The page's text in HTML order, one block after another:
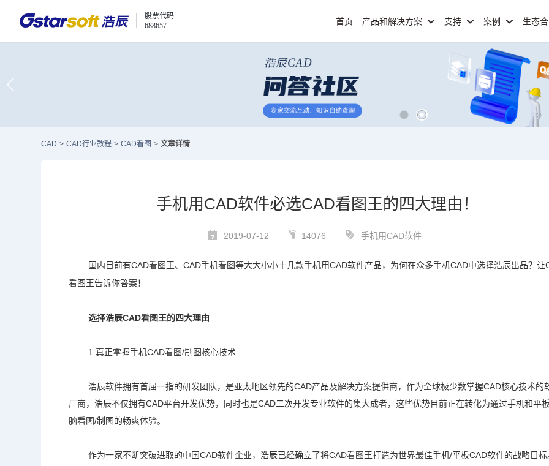
股票代码
688657
首页 产品和解决方案 支持 案例 生态
CAD > CAD行业教程 > CAD看图 > 文章详情
手机用CAD软件必选CAD看图王的四大理由！
2019-07-12 14076 手机用CAD软件
国内目前有CAD看图王、CAD手机看图等大大小小十几款手机用CAD软件产品，为何在众多手机CAD中选择浩辰出品？让
看图王告诉你答案！
选择浩辰CAD看图王的四大理由
1.真正掌握手机CAD看图/制图核心技术
浩辰软件拥有首屈一指的研发团队，是亚太地区领先的CAD产品及解决方案提供商，作为全球极少数掌握CAD核心技术的
厂商，浩辰不仅拥有CAD平台开发优势，同时也是CAD二次开发专业软件的集大成者，这些优势目前正在转化为通过手机和平
脑看图/制图的畅爽体验。
作为一家不断突破进取的中国CAD软件企业，浩辰已经确立了将CAD看图王打造为世界最佳手机/平板CAD软件的战略目标